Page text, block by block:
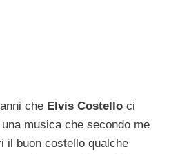
che Elvis Costello ci
musica che secondo me
il buon costello qualche